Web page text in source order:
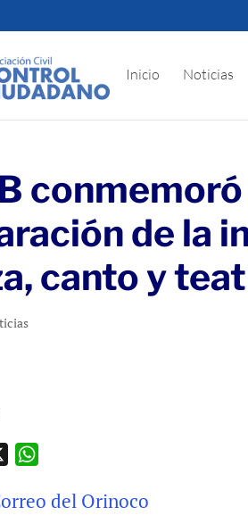
Inicio Noticias
de la
canto y
a del Orinoco